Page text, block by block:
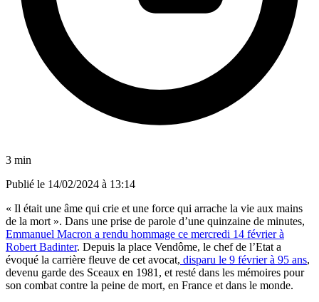
3 min
Publié le 14/02/2024 à 13:14
« Il était une âme qui crie et une force qui arrache la vie aux mains
de la mort ». Dans une prise de parole d’une quinzaine de minutes,
Emmanuel Macron a rendu hommage ce mercredi 14 février à
Robert Badinter. Depuis la place Vendôme, le chef de l’Etat a
évoqué la carrière fleuve de cet avocat, disparu le 9 février à 95 ans,
devenu garde des Sceaux en 1981, et resté dans les mémoires pour
son combat contre la peine de mort, en France et dans le monde.